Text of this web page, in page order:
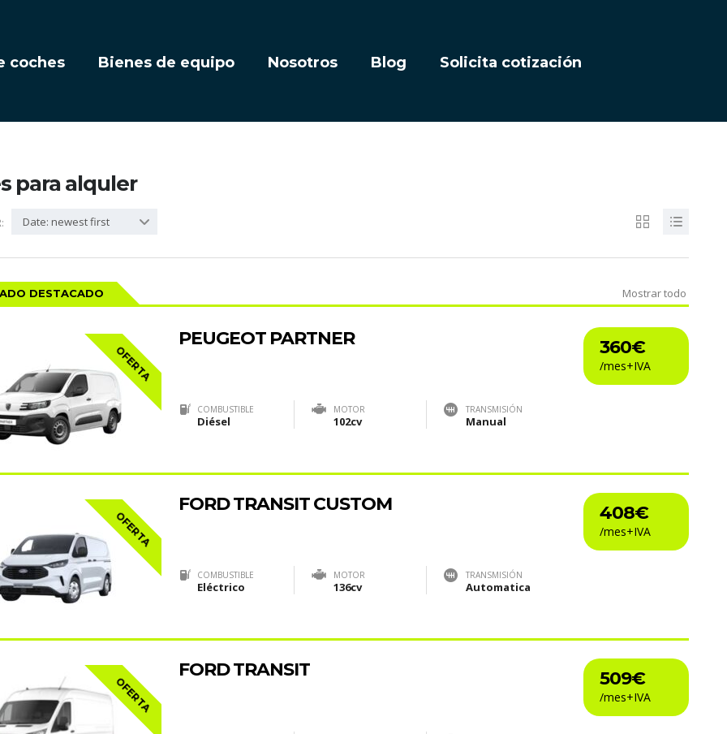
coches Bienes de equipo Nosotros Blog Solicita cotización
para alquler
Date: newest first
DESTACADO Mostrar todo
OFERTA 360€
PEUGEOT PARTNER
COMBUSTIBLE
Diésel
MOTOR
102cv
TRANSMISIÓN
Manual
OFERTA 408€
FORD TRANSIT CUSTOM
COMBUSTIBLE
Eléctrico
MOTOR
136cv
TRANSMISIÓN
Automatica
OFERTA 509€
FORD TRANSIT